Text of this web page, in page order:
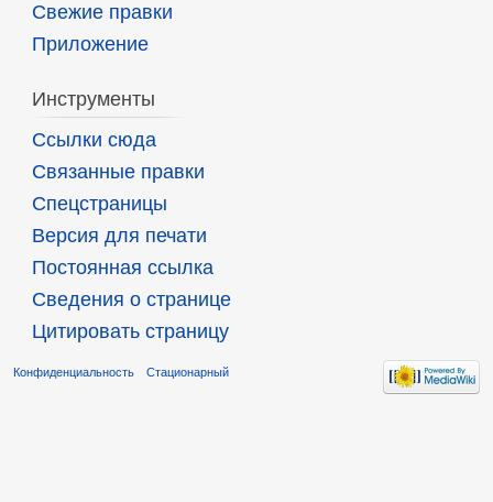
Свежие правки
Приложение
Инструменты
Ссылки сюда
Связанные правки
Спецстраницы
Версия для печати
Постоянная ссылка
Сведения о странице
Цитировать страницу
Конфиденциальность Стационарный